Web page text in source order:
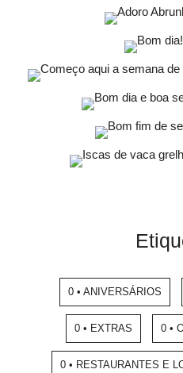
0 • ANIVERSÁRIOS
0 • EXTRAS 0 •
0 • RESTAURANTES E